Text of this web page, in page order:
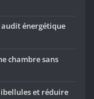
énergétique
chambre sans
et réduire